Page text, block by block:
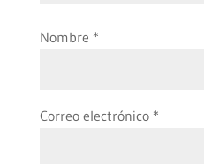
Nombre *
Correo electrónico *